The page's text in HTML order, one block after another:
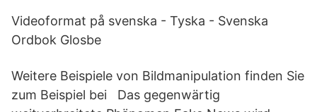
Videoformat på svenska - Tyska - Svenska
Ordbok Glosbe
Weitere Beispiele von Bildmanipulation finden Sie
zum Beispiel bei Das gegenwärtig